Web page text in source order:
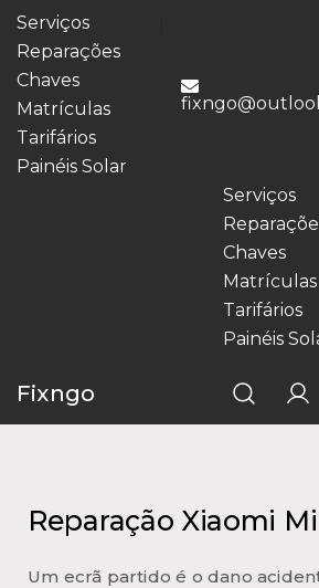
Serviços
Reparações
Chaves
Matrículas
Tarifários
Painéis Solar
Serviços
Chaves
Matrículas
Tarifários
Painéis
Fixngo
Reparação Xiaomi
Um ecrã partido é o dano